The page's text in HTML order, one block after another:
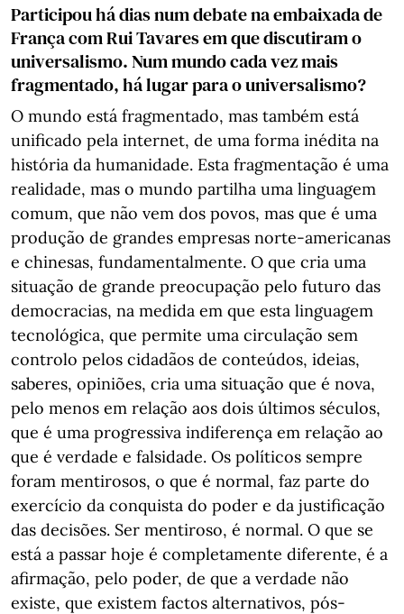
Participou há dias num debate na embaixada de
França com Rui Tavares em que discutiram o
universalismo. Num mundo cada vez mais
fragmentado, há lugar para o universalismo?
O mundo está fragmentado, mas também está
unificado pela internet, de uma forma inédita na
história da humanidade. Esta fragmentação é uma
realidade, mas o mundo partilha uma linguagem
comum, que não vem dos povos, mas que é uma
produção de grandes empresas norte-americanas
e chinesas, fundamentalmente. O que cria uma
situação de grande preocupação pelo futuro das
democracias, na medida em que esta linguagem
tecnológica, que permite uma circulação sem
controlo pelos cidadãos de conteúdos, ideias,
saberes, opiniões, cria uma situação que é nova,
pelo menos em relação aos dois últimos séculos,
que é uma progressiva indiferença em relação ao
que é verdade e falsidade. Os políticos sempre
foram mentirosos, o que é normal, faz parte do
exercício da conquista do poder e da justificação
das decisões. Ser mentiroso, é normal. O que se
está a passar hoje é completamente diferente, é a
afirmação, pelo poder, de que a verdade não
existe, que existem factos alternativos, pós-